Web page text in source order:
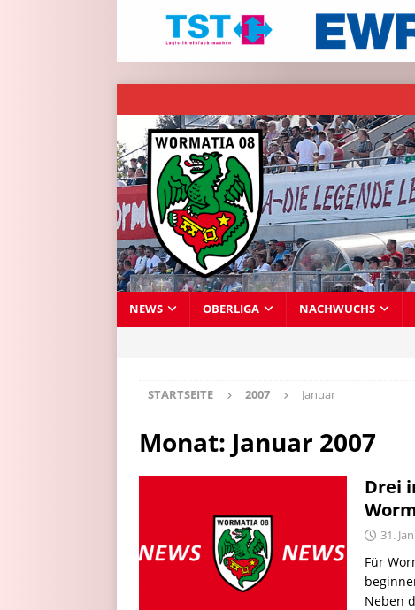
NEWS OBERLIGA NACHWUCHS
STARTSEITE 2007 Januar
Monat: Januar 2007
Drei
31.
Für
Neben